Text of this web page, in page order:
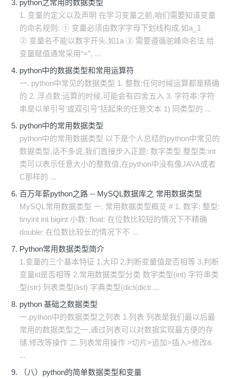
python之常用的数据类型
1. 变量的定义以及声明 在学习变量之前,咱们需要知道变量
的命名规则: ① 变量必须由数字字母下划线构成,如a_1
② 变量名不能以数字开头,如1a ③ 需要遵循驼峰命名法 给
变量赋值通常采用“=”, ...
python中的数据类型和常用运算符
一. python中常见的数据类型 1. 整数:任何时候运算都是精确
的 2. 浮点数:运算的时候,可能会有四舍五入 3. 字符串:字符
串是以单引号'或双引号"括起来的任意文本 1) 同类型的 ...
python中的常用数据类型
python中的常用数据类型 以下是个人总结的python中常见的
数据类型,话不多说,我们直接步入正题: 数字类型 整型类:int
类可以表示任意大小的整数值,在python中没有像JAVA或者
C那样的 ...
百万年薪python之路 -- MySQL数据库之 常用数据类型
MySQL常用数据类型 一. 常用数据类型概览 # 1. 数字: 整型:
tinyint int bigint 小数: float: 在位数比较短的情况下不精确
double: 在位数比较长的情况下不 ...
Python常用数据类型简介
1.变量的三个基本特征 1,大印 2,判断变量值是否相等 3,判断
变量id是否相等 2.常用数据类型分类 数字类型(int) 字符串类
型(str) 列表类型(list) 字典类型(dict(dicti ...
python 基础之数据类型
一.python中的数据类型之列表 1.列表 列表是我们最以后最
常用的数据类型之一,通过列表可以对数据实现最方便的存
储.修改等操作 二.列表常用操作 >切片>追加>插入>修改&
...
（八）python的简单数据类型和变量